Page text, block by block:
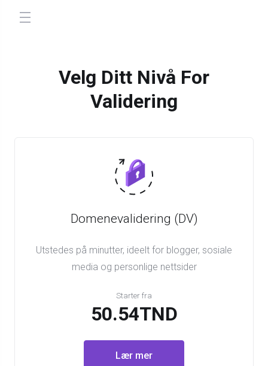
store.toggleNav
Velg Ditt Nivå For
Validering
Domenevalidering (DV)
Utstedes på minutter, ideelt for blogger, sosiale
media og personlige nettsider
Starter fra
50.54TND
Lær mer